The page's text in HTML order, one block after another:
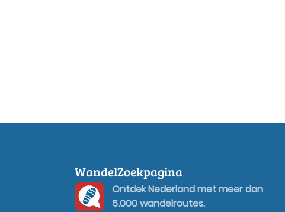
WandelZoekpagina
Ontdek Nederland met meer dan
5.000 wandelroutes.